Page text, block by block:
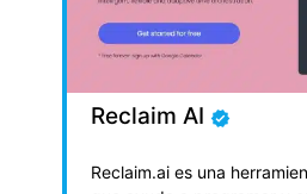
Reclaim AI
Reclaim.ai es una